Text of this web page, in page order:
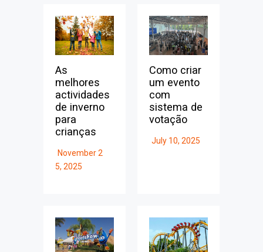
As
melhores
actividades
de inverno
para
crianças
November 2
5, 2025
Como criar
um evento
com
sistema de
votação
July 10, 2025